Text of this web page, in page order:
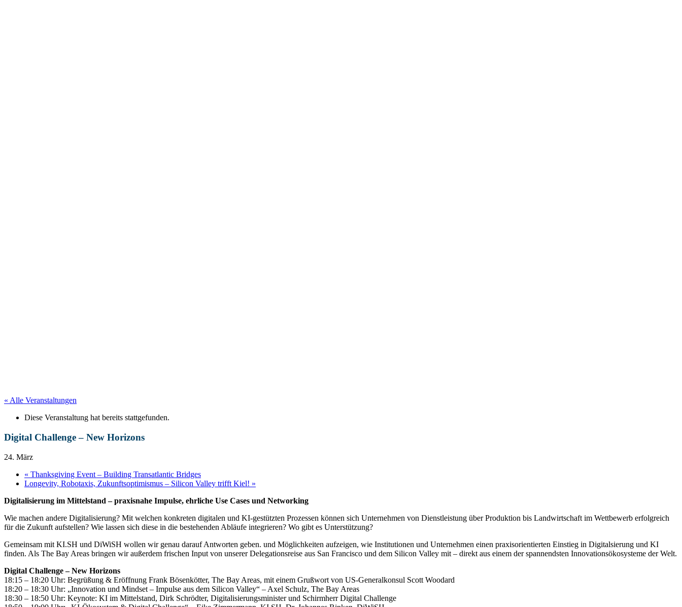
« Alle Veranstaltungen
Diese Veranstaltung hat bereits stattgefunden.
Digital Challenge – New Horizons
24. März
« Thanksgiving Event – Building Transatlantic Bridges
Longevity, Robotaxis, Zukunftsoptimismus – Silicon Valley trifft Kiel! »
Digitalisierung im Mittelstand – praxisnahe Impulse, ehrliche Use Cases und Networking
Wie machen andere Digitalisierung? Mit welchen konkreten digitalen und KI-gestützten Prozessen können sich Unternehmen von Dienstleistung über Produktion bis Landwirtschaft im Wettbewerb erfolgreich
für die Zukunft aufstellen? Wie lassen sich diese in die bestehenden Abläufe integrieren? Wo gibt es Unterstützung?
Gemeinsam mit KI.SH und DiWiSH wollen wir genau darauf Antworten geben. und Möglichkeiten aufzeigen, wie Institutionen und Unternehmen einen praxisorientierten Einstieg in Digitalsierung und KI
finden. Als The Bay Areas bringen wir außerdem frischen Input von unserer Delegationsreise aus San Francisco und dem Silicon Valley mit – direkt aus einem der spannendsten Innovationsökosysteme der Welt.
Digital Challenge – New Horizons
18:15 – 18:20 Uhr: Begrüßung & Eröffnung Frank Bösenkötter, The Bay Areas, mit einem Grußwort von US-Generalkonsul Scott Woodard
18:20 – 18:30 Uhr: „Innovation und Mindset – Impulse aus dem Silicon Valley“ – Axel Schulz, The Bay Areas
18:30 – 18:50 Uhr: Keynote: KI im Mittelstand, Dirk Schrödter, Digitalisierungsminister und Schirmherr Digital Challenge